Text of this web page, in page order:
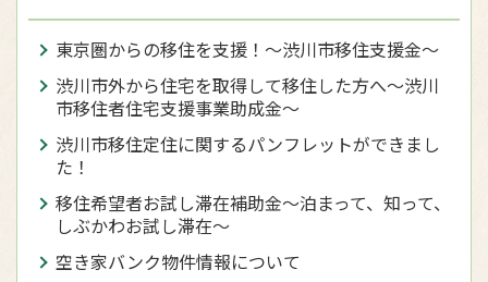
東京圏からの移住を支援！～渋川市移住支援金～
渋川市外から住宅を取得して移住した方へ〜渋川
市移住者住宅支援事業助成金〜
渋川市移住定住に関するパンフレットができまし
た！
移住希望者お試し滞在補助金〜泊まって、知って、
しぶかわお試し滞在〜
空き家バンク物件情報について